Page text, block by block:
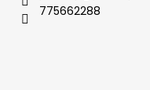
775662288